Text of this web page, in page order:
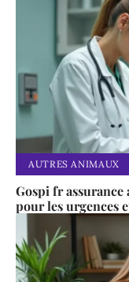
AUTRES ANIMAUX
Gospi fr
pour les urgences